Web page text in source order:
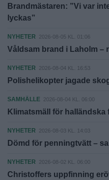
Brandmästaren: ”Vi var
lyckas”
NYHETER 2026-08-05 KL. 01:06
Våldsam brand i Laholm –
NYHETER 2026-08-04 KL. 16:53
Polishelikopter jagade
SAMHÄLLE 2026-08-04 KL. 06:00
Klimatsmäll för halländska
NYHETER 2026-08-03 KL. 14:03
Dömd för penningtvätt –
NYHETER 2026-08-02 KL. 06:00
Christoffers uppfinning